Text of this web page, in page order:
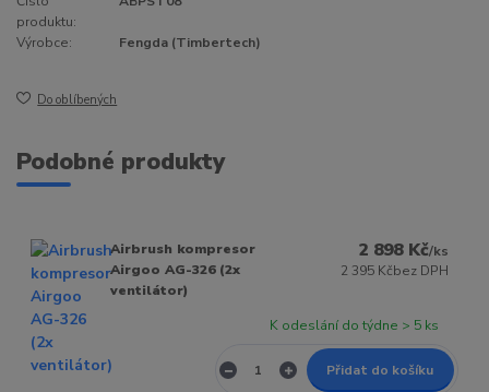
produktu:
Výrobce: Fengda (Timbertech)
Do oblíbených
Podobné produkty
Airbrush kompresor
Airgoo AG-326 (2x
ventilátor)
2 898 Kč/ks
2 395 Kčbez DPH
K odeslání do týdne > 5 ks
Přidat do košíku